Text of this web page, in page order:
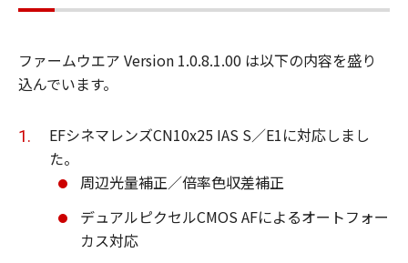
ファームウエア Version 1.0.8.1.00 は以下の内容を盛り
込んでいます。
EFシネマレンズCN10x25 IAS S／E1に対応しまし
た。
周辺光量補正／倍率色収差補正
デュアルピクセルCMOS AFによるオートフォー
カス対応